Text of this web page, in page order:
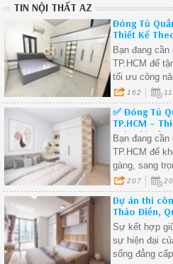
TIN NỘI THẤT AZ
Đóng Tủ
Thiết Kế
Bạn đang
TP.HCM để
tối ưu công
công tủ quần
Thọ, thiết kế
mọi phong
162
✅ Đóng Tủ
TP.HCM –
Nơi, Giá Tận
Bạn đang
TP.HCM để
gàng, sang
chuyên thi
phường
sản xuất trực
207
Dự án thi
Thảo Điền,
Sự kết hợp
sự hiện đại
sống đẳng